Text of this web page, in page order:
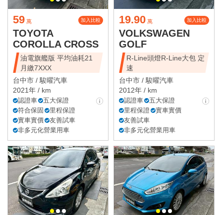
59 萬 加入比較
TOYOTA
COROLLA CROSS
油電旗艦版 平均油耗21
月繳7XXX
台中市 /駿曜汽車
2021年 / km
認證車
五大保證
符合保固
里程保證
實車實價
友善試車
非多元化營業用車
19.90 萬 加入比較
VOLKSWAGEN
GOLF
R-Line頭燈R-Line大包 定
速
台中市 /駿曜汽車
2012年 / km
認證車
五大保證
里程保證
實車實價
友善試車
非多元化營業用車